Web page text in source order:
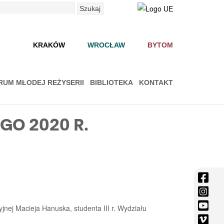
-
się
-
-
Szukaj
KRAKÓW WROCŁAW BYTOM
MŁODEJ REŻYSERII BIBLIOTEKA KONTAKT
2020 R.
Macieja Hanuska, studenta III r. Wydziału